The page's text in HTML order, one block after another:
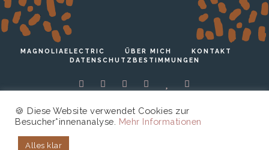
…
MAGNOLIAELECTRIC ÜBER MICH
KONTAKT
DATENSCHUTZBESTIMMUNGEN
Copyright © 2026 magnoliaelectric.
🍪 Diese Website verwendet Cookies zur
Besucher*innenanalyse. Mehr Informationen
Alles klar